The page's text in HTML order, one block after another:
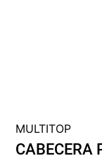
MULTITOP
CABECERA